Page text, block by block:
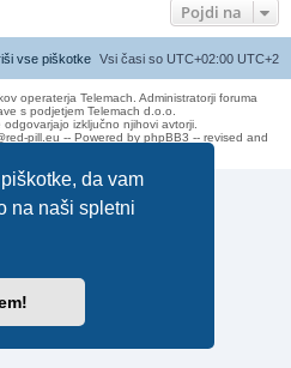
da vam
na naši spletni
Pojdi na
Vsi časi so UTC+02:00 UTC+2
vse piškotke
operaterja Telemach. Administratorji foruma
s podjetjem Telemach d.o.o.
izključno njihovi avtorji.
pill.eu -- Powered by phpBB3 -- revised and